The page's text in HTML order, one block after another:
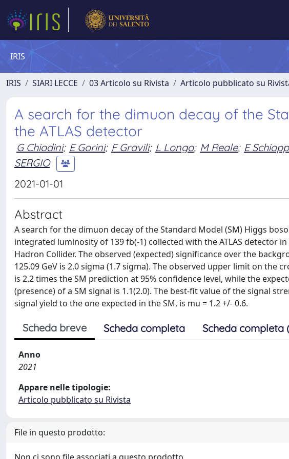
IRIS
IRIS SIARI LECCE 03 Articolo su Rivista Articolo pubblicato su
A search for the dimuon decay of the
the ATLAS detector
G Chiodini; E Gorini; F Gravili; L Longo; M Reale; E
SERGIO
2021-01-01
Abstract
A search for the dimuon decay of the Standard Model (SM) Higgs
integrated luminosity of 139 fb(-1) collected with the ATLAS detector
Hadron Collider. The observed (expected) significance over the
125.09 GeV is 2.0 sigma (1.7 sigma). The observed upper limit on the
is 2.2 times the SM prediction at 95% confidence level, while the
(presence) of a SM signal is 1.1(2.0). The best-fit value of the signal
signal yield to the one expected in the SM, is mu = 1.2 +/- 0.6.
Scheda breve Scheda completa Scheda completa
Anno
2021
Appare nelle tipologie:
Articolo pubblicato su Rivista
File in questo prodotto: